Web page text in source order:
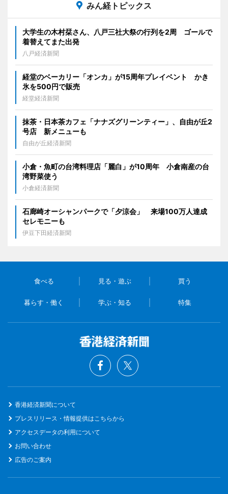
みん経トピックス
大学生の木村栞さん、八戸三社大祭の行列を2周 ゴールで
着替えてまた出発
八戸経済新聞
経堂のベーカリー「オンカ」が15周年プレイベント かき
氷を500円で販売
経堂経済新聞
抹茶・日本茶カフェ「ナナズグリーンティー」、自由が丘2
号店 新メニューも
自由が丘経済新聞
小倉・魚町の台湾料理店「麗白」が10周年 小倉南産の台
湾野菜使う
小倉経済新聞
石廊崎オーシャンパークで「夕涼会」 来場100万人達成
セレモニーも
伊豆下田経済新聞
食べる 見る・遊ぶ 買う
暮らす・働く 学ぶ・知る 特集
香港経済新聞について
プレスリリース・情報提供はこちらから
アクセスデータの利用について
お問い合わせ
広告のご案内